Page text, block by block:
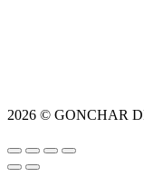
2026 © GONCHAR